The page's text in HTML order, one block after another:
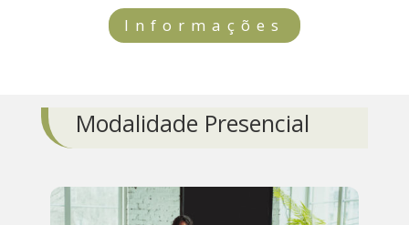
Informações
Modalidade Presencial